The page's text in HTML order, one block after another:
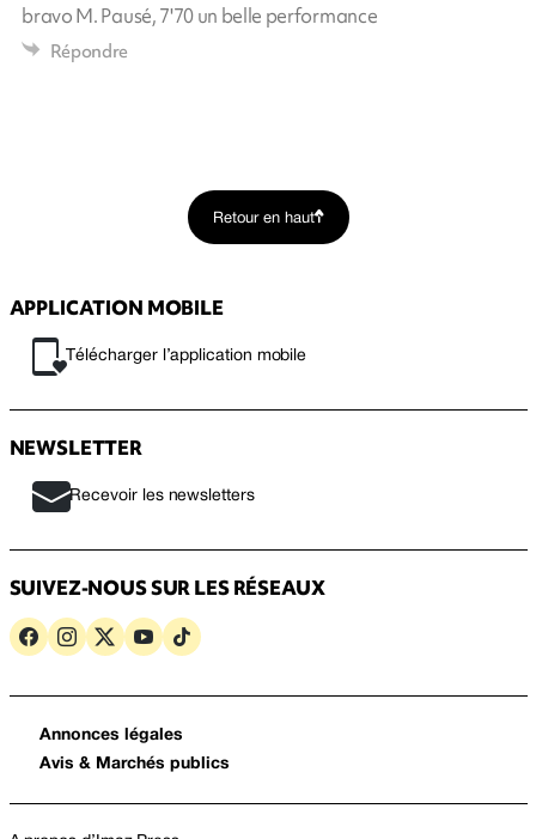
bravo M. Pausé, 7'70 un belle performance
Répondre
Retour en haut
APPLICATION MOBILE
Télécharger l’application mobile
NEWSLETTER
Recevoir les newsletters
SUIVEZ-NOUS SUR LES RÉSEAUX
Annonces légales
Avis & Marchés publics